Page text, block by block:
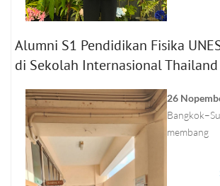
Alumni S1 Pendidikan Fisika
di Sekolah Internasional Thailand
26
membang